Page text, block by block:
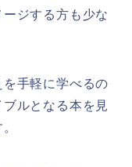
ジする方も少な
手軽に学べるの
ルとなる本を見